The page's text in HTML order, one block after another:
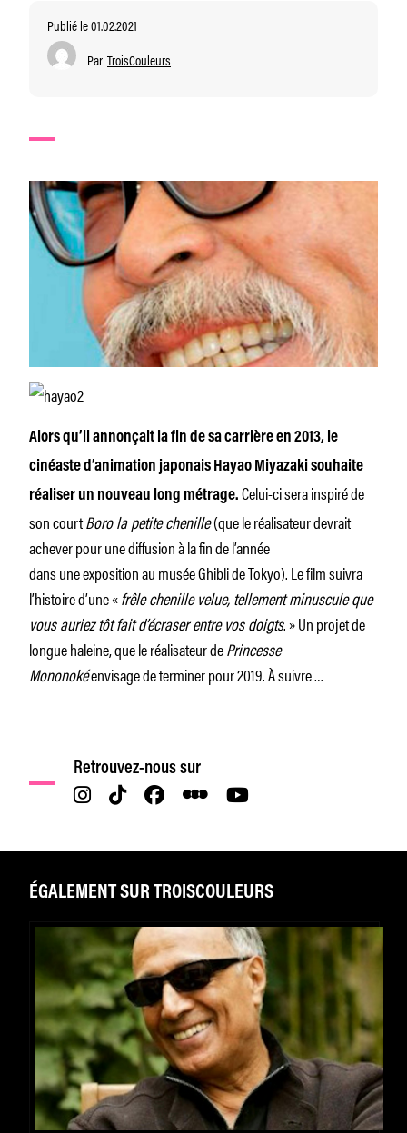
Publié le 01.02.2021
Par TroisCouleurs
Alors qu’il annonçait la fin de sa carrière en 2013, le
cinéaste d’animation japonais Hayao Miyazaki souhaite
réaliser un nouveau long métrage. Celui-ci sera inspiré de
son courtBoro la petite chenille(que le réalisateur devrait
achever pour une diffusion à la fin de l’année
dans une exposition au musée Ghibli de Tokyo). Le film suivra
l’histoire d’une «frêle chenille velue, tellement minuscule que
vous auriez tôt fait d’écraser entre vos doigts. » Un projet de
longue haleine, que le réalisateur dePrincesse
Mononokéenvisage de terminer pour 2019. À suivre …
Retrouvez-nous sur
ÉGALEMENT SUR TROISCOULEURS